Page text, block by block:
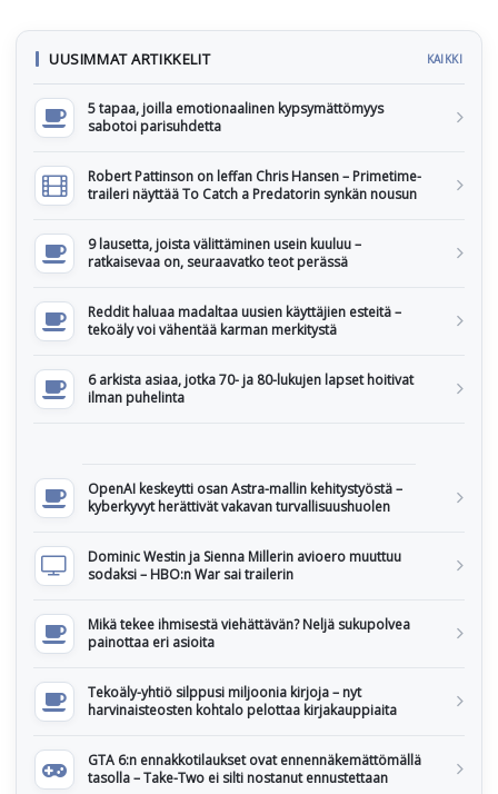
UUSIMMAT ARTIKKELIT KAIKKI
5 tapaa, joilla emotionaalinen kypsymättömyys
sabotoi parisuhdetta
Robert Pattinson on leffan Chris Hansen – Primetime-
traileri näyttää To Catch a Predatorin synkän nousun
9 lausetta, joista välittäminen usein kuuluu –
ratkaisevaa on, seuraavatko teot perässä
Reddit haluaa madaltaa uusien käyttäjien esteitä –
tekoäly voi vähentää karman merkitystä
6 arkista asiaa, jotka 70- ja 80-lukujen lapset hoitivat
ilman puhelinta
OpenAI keskeytti osan Astra-mallin kehitystyöstä –
kyberkyvyt herättivät vakavan turvallisuushuolen
Dominic Westin ja Sienna Millerin avioero muuttuu
sodaksi – HBO:n War sai trailerin
Mikä tekee ihmisestä viehättävän? Neljä sukupolvea
painottaa eri asioita
Tekoäly-yhtiö silppusi miljoonia kirjoja – nyt
harvinaisteosten kohtalo pelottaa kirjakauppiaita
GTA 6:n ennakkotilaukset ovat ennennäkemättömällä
tasolla – Take-Two ei silti nostanut ennustettaan